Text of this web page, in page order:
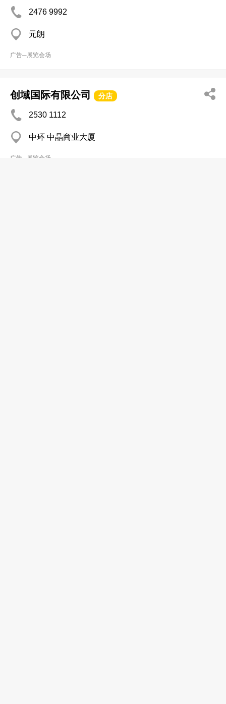
2476 9992
元朗
广告─展览会场
创域国际有限公司 分店
2530 1112
中环 中晶商业大厦
广告─展览会场